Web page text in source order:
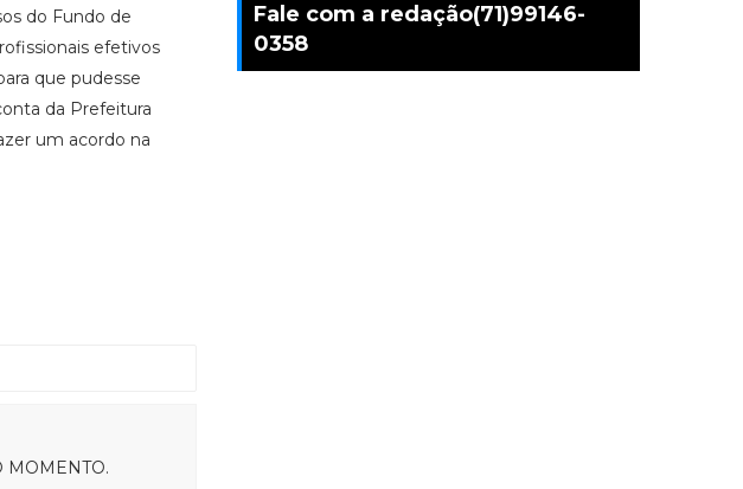
do Fundo de
efetivos
que pudesse
da Prefeitura
um acordo na
MOMENTO.
Fale com a redação(71)99146-
0358